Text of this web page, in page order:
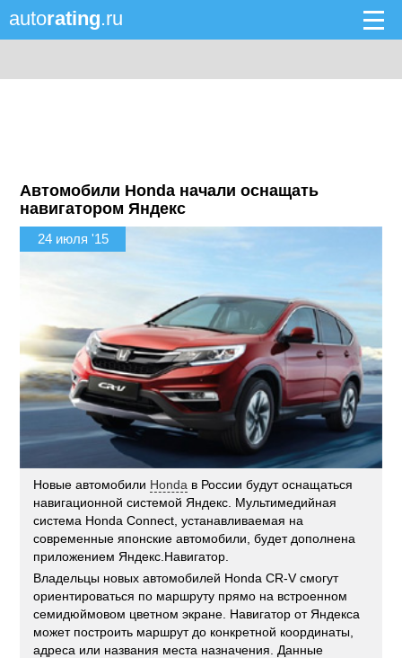
autorating.ru
Автомобили Honda начали оснащать
навигатором Яндекс
24 июля '15
Новые автомобили Honda в России будут оснащаться
навигационной системой Яндекс. Мультимедийная
система Honda Connect, устанавливаемая на
современные японские автомобили, будет дополнена
приложением Яндекс.Навигатор.
Владельцы новых автомобилей Honda CR-V смогут
ориентироваться по маршруту прямо на встроенном
семидюймовом цветном экране. Навигатор от Яндекса
может построить маршрут до конкретной координаты,
адреса или названия места назначения. Данные